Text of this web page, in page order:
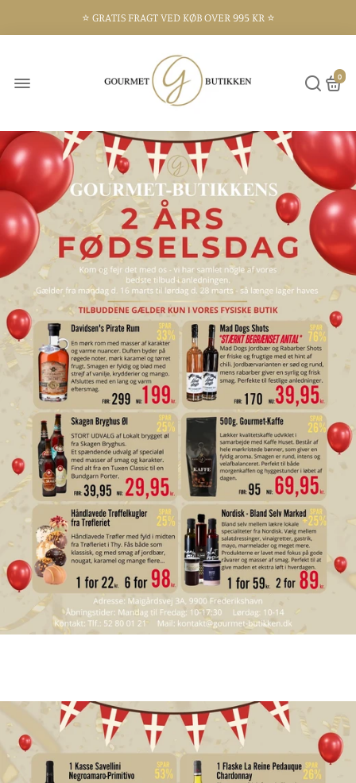
⭐️ GRATIS FRAGT VED KØB OVER 995 KR ⭐️
0